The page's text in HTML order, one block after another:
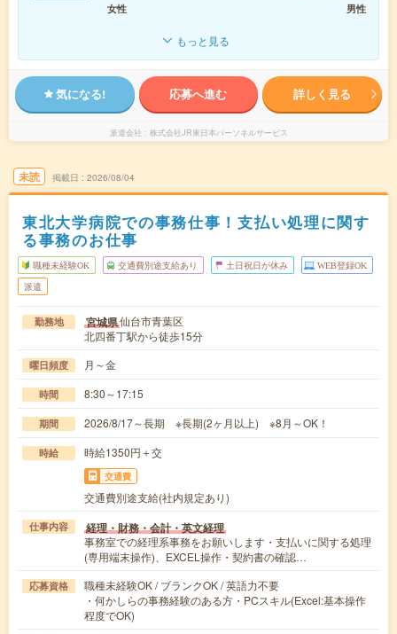
女性
男性
もっと見る
気になる! 応募へ進む 詳しく見る
派遣会社 株式会社JR東日本パーソネルサービス
未読 掲載日 2026/08/04
東北大学病院での事務仕事！支払い処理に関す
る事務のお仕事
職種未経験OK 交通費別途支給あり 土日祝日が休み WEB登録OK
派遣
勤務地 宮城県仙台市青葉区
北四番丁駅から徒歩15分
曜日頻度 月～金
時間 8:30～17:15
期間 2026/8/17～長期 ※長期(2ヶ月以上) ※8月～OK！
時給 時給1350円＋交
交通費
交通費別途支給(社内規定あり)
仕事内容 経理・財務・会計・英文経理
事務室での経理系事務をお願いします・支払いに関する処理
(専用端末操作)、EXCEL操作・契約書の確認…
応募資格
職種未経験OK / ブランクOK / 英語力不要
・何かしらの事務経験のある方・PCスキル(Excel:基本操作
程度でOK)